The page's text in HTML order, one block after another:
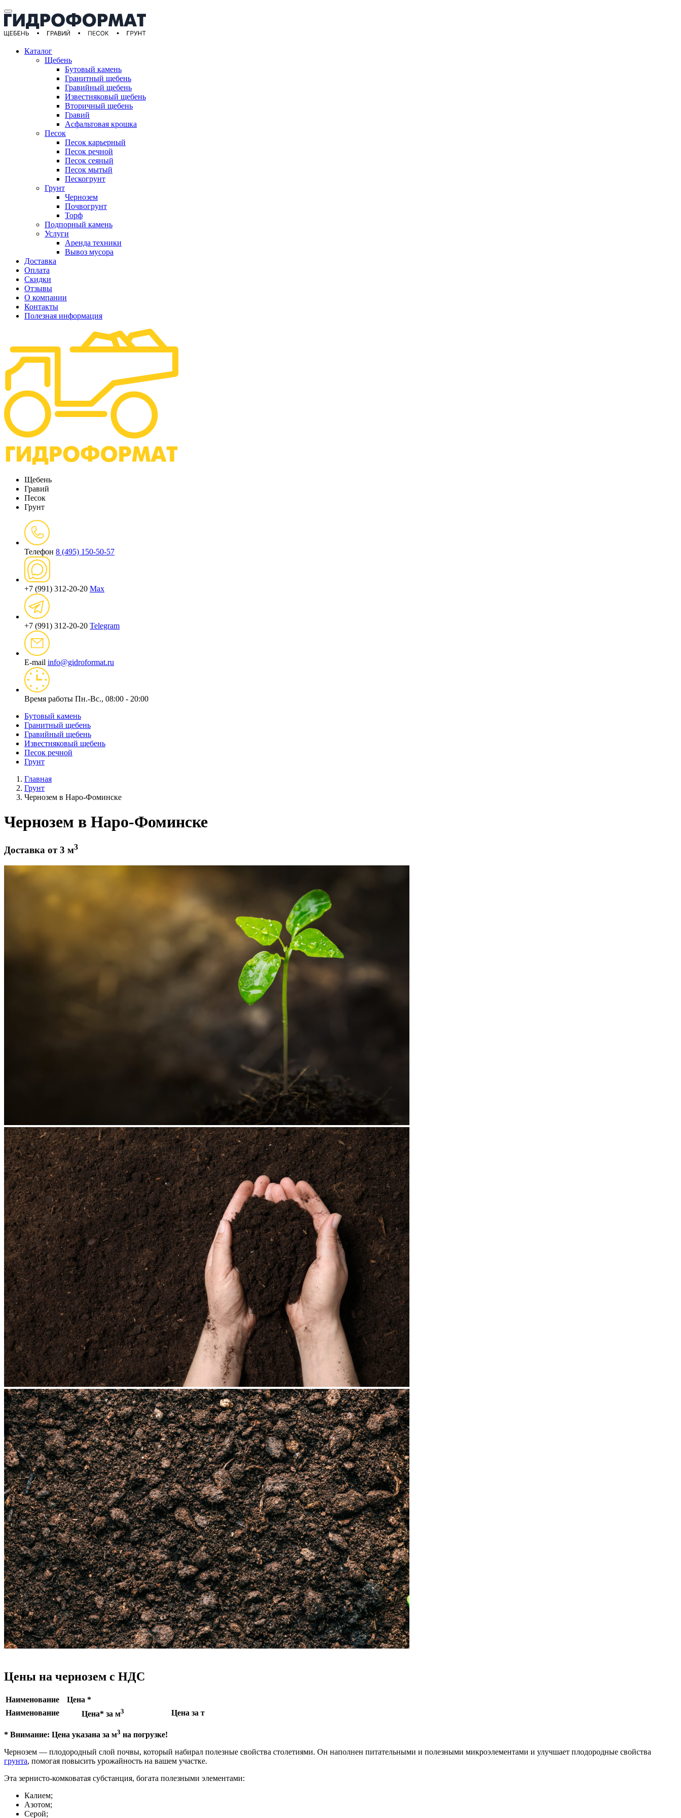
Каталог
Щебень
Бутовый камень
Гранитный щебень
Гравийный щебень
Известняковый щебень
Вторичный щебень
Гравий
Асфальтовая крошка
Песок
Песок карьерный
Песок речной
Песок сеяный
Песок мытый
Пескогрунт
Грунт
Чернозем
Почвогрунт
Торф
Подпорный камень
Услуги
Аренда техники
Вывоз мусора
Доставка
Оплата
Скидки
Отзывы
О компании
Контакты
Полезная информация
Щебень
Гравий
Песок
Грунт
Телефон 8 (495) 150-50-57
+7 (991) 312-20-20 Max
+7 (991) 312-20-20 Telegram
E-mail info@gidroformat.ru
Время работы Пн.-Вс., 08:00 - 20:00
Бутовый камень
Гранитный щебень
Гравийный щебень
Известняковый щебень
Песок речной
Грунт
Главная
Грунт
Чернозем в Наро-Фоминске
Чернозем в Наро-Фоминске
Доставка от 3 м3
Цены на чернозем с НДС
Наименование
Цена *
Наименование
Цена* за м3 Цена за т
* Внимание: Цена указана за м3 на погрузке!
Чернозем — плодородный слой почвы, который набирал полезные свойства столетиями. Он наполнен питательными и полезными микроэлементами и улучшает плодородные свойства
грунта, помогая повысить урожайность на вашем участке.
Эта зернисто-комковатая субстанция, богата полезными элементами:
Калием;
Азотом;
Серой;